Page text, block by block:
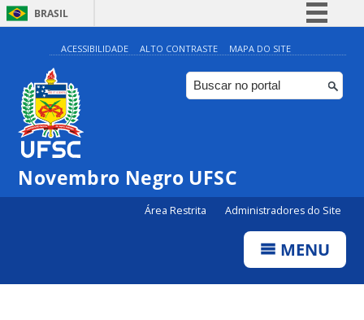
BRASIL
Simplifique!
Comunica BR
Participe
ACESSIBILIDADE ALTO CONTRASTE MAPA DO SITE
Novembro Negro UFSC
Área Restrita Administradores do Site
MENU